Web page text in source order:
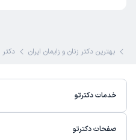
بهترین دکتر زنان و زایمان ایران دکتر
خدمات دکترتو
صفحات دکترتو